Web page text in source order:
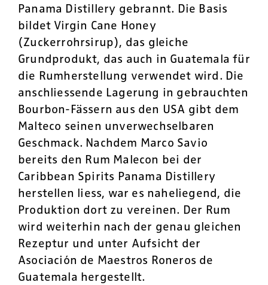
Panama Distillery gebrannt. Die Basis
bildet Virgin Cane Honey
(Zuckerrohrsirup), das gleiche
Grundprodukt, das auch in Guatemala für
die Rumherstellung verwendet wird. Die
anschliessende Lagerung in gebrauchten
Bourbon-Fässern aus den USA gibt dem
Malteco seinen unverwechselbaren
Geschmack. Nachdem Marco Savio
bereits den Rum Malecon bei der
Caribbean Spirits Panama Distillery
herstellen liess, war es naheliegend, die
Produktion dort zu vereinen. Der Rum
wird weiterhin nach der genau gleichen
Rezeptur und unter Aufsicht der
Asociación de Maestros Roneros de
Guatemala hergestellt.